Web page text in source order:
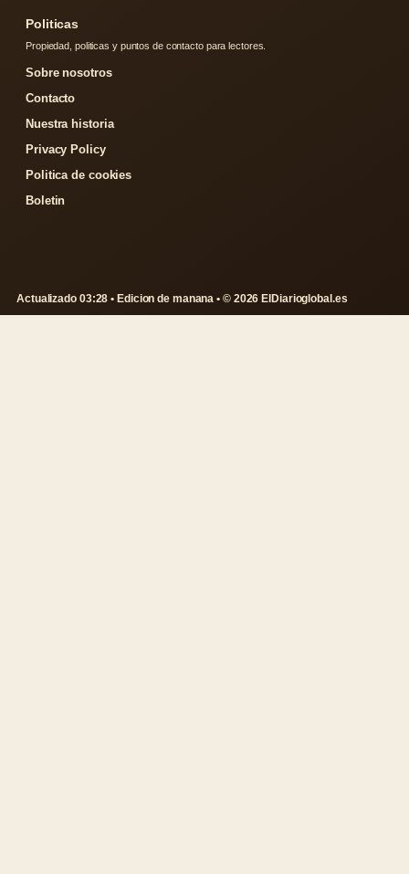
Politicas
Propiedad, politicas y puntos de contacto para lectores.
Sobre nosotros
Contacto
Nuestra historia
Privacy Policy
Politica de cookies
Boletin
Actualizado 03:28 • Edicion de manana • © 2026 ElDiarioglobal.es